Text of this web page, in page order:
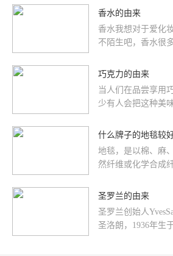
有什么故事?下面随
香水的由来
香水我想对于爱化
不陌生吧，香水很
后面都有什么故事?
巧克力的由来
当人们在品尝享用
少有人会把这种美
也没有人会想到它
什么牌子的地毯较
地毯，是以棉、麻
然纤维或化学合成
而成的地面铺敷物
圣罗兰的由来
圣罗兰创始人
圣洛朗，1936年生